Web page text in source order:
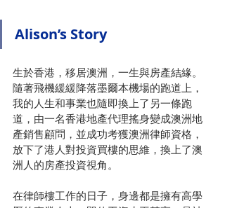
Alison’s Story
生於香港，移居澳洲，一生與房產結緣。
隨著飛機緩緩降落墨爾本機場的跑道上，
我的人生和事業也隨即換上了另一條跑
道，由一名香港地產代理搖身變成澳洲地
產銷售顧問，並成功考獲澳洲律師資格，
放下了港人對投資買樓的思維，換上了澳
洲人的房產投資視角。
在律師樓工作的日子，身邊都是擁有高學